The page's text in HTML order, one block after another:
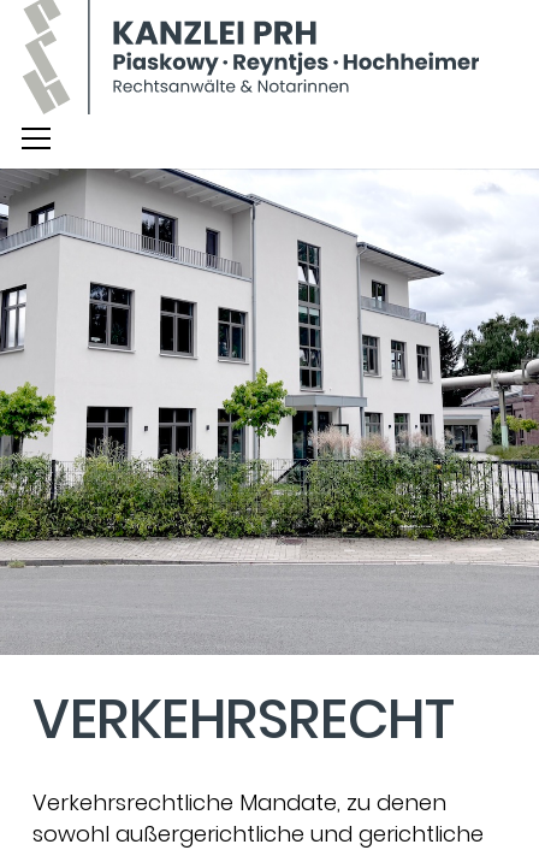
VERKEHRSRECHT
Verkehrsrechtliche Mandate, zu denen
sowohl außergerichtliche und gerichtliche